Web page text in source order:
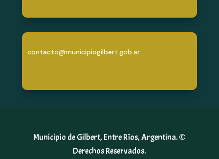
contacto@municipiogilbert.gob.ar
Municipio de Gilbert, Entre Ríos, Argentina. ©
Derechos Reservados.